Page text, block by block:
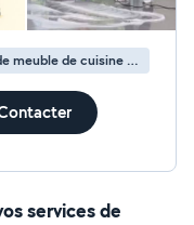
Montage de meuble de cuisine en kit
services de